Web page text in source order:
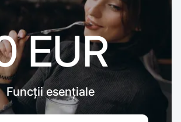
EUR
Funcții esențiale